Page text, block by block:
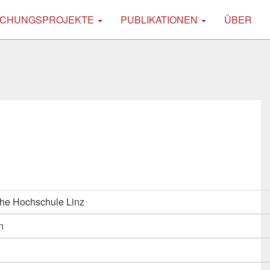
PUBLIKATIONEN ÜBER
Hochschule Linz